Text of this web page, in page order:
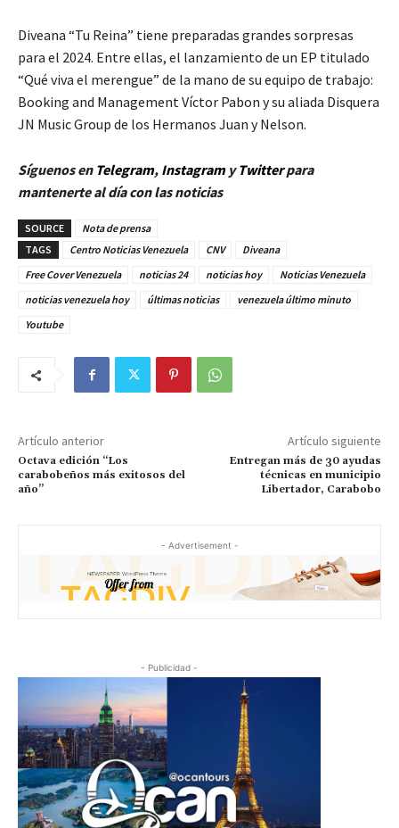
Diveana “Tu Reina” tiene preparadas grandes sorpresas
para el 2024. Entre ellas, el lanzamiento de un EP titulado
“Qué viva el merengue” de la mano de su equipo de trabajo:
Booking and Management Víctor Pabon y su aliada Disquera
JN Music Group de los Hermanos Juan y Nelson.
Síguenos en Telegram, InstagramyTwitterpara
mantenerte al día con las noticias
SOURCE
Nota de prensa
TAGS
Centro Noticias Venezuela CNV
Diveana
Free Cover Venezuela
noticias 24 noticias hoy
Noticias Venezuela
noticias venezuela hoy
últimas noticias
venezuela último minuto
Youtube
Artículo anterior
Octava edición “Los
carabobeños más exitosos del
año”
Artículo siguiente
Entregan más de 30 ayudas
técnicas en municipio
Libertador, Carabobo
- Advertisement -
- Publicidad -